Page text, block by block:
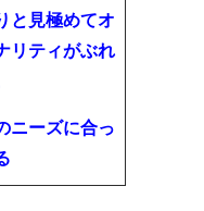
と見極めてオ
リティがぶれ
ニーズに合っ